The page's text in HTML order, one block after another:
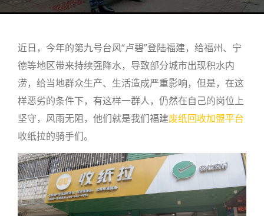
近日，今年的第九号台风“卢碧”登陆福建，给福州、宁
德等地区带来持续强降水，导致部分城市出现积水内
涝，给当地群众生产、生活造成严重影响，但是，在这
样恶劣的条件下，有这样一群人，仍然在自己的岗位上
坚守，风雨无阻，他们就是我们福建废纸回收加盟平台
收纸拉的骑手们。